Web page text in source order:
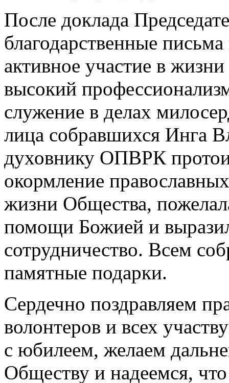
После доклада
благодарственные
активное участие в
высокий
служение в делах
лица собравшихся Инга
духовнику ОПВРК
окормление
жизни Общества,
помощи Божией и
сотрудничество. Всем
памятные подарки.
Сердечно поздравляем
волонтеров и всех
с юбилеем, желаем
Обществу и надеемся,